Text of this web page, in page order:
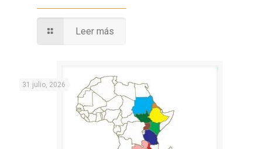
Leer más
31 julio, 2026